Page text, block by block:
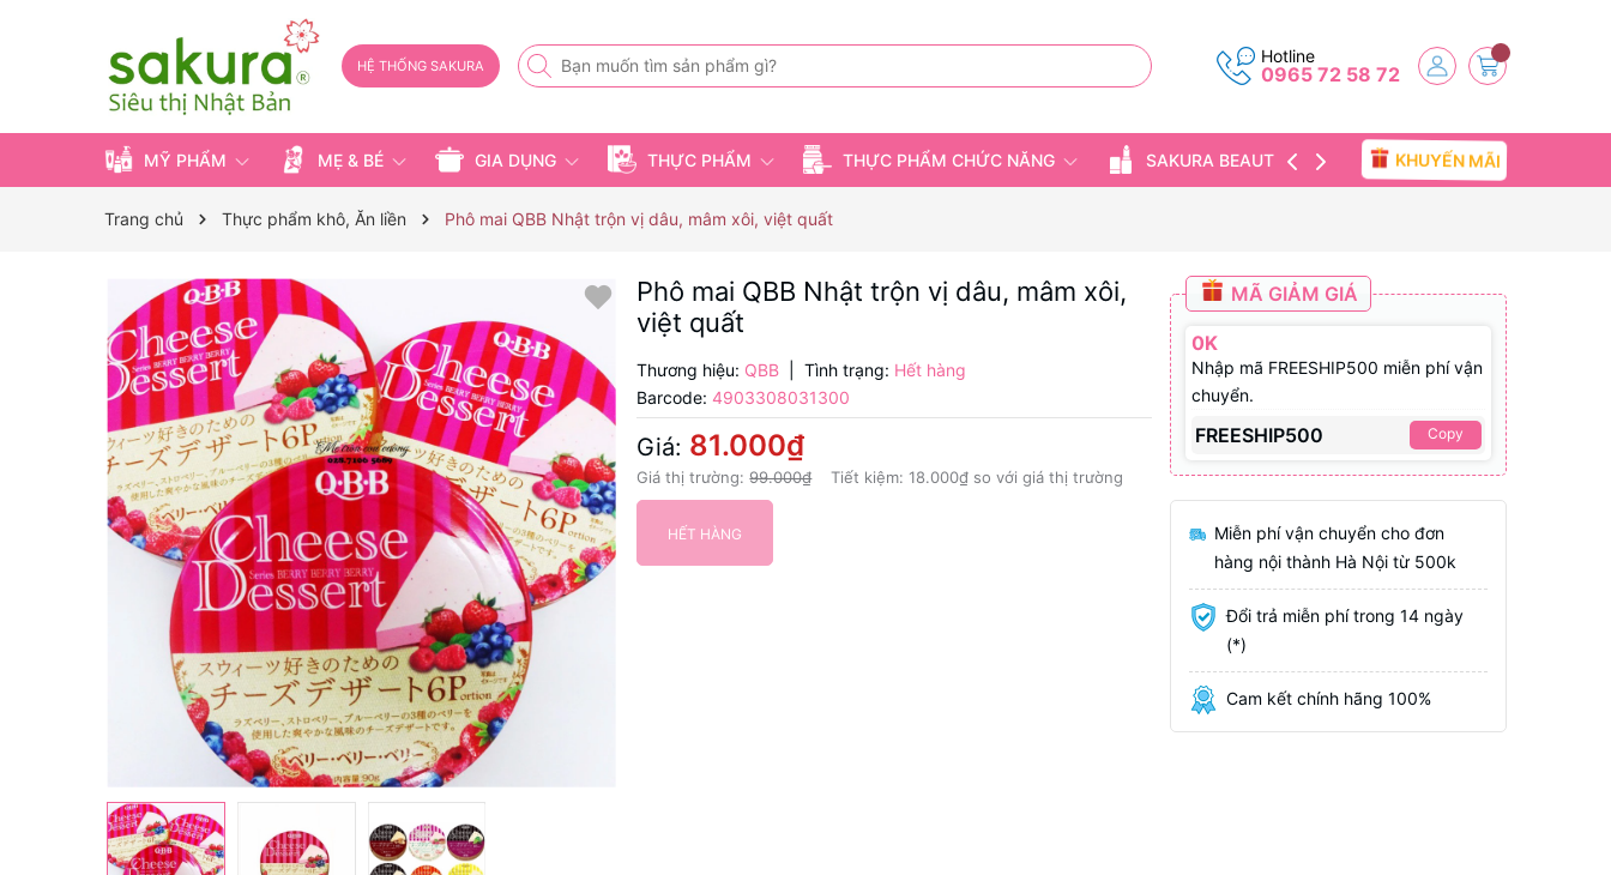
HỆ THỐNG SAKURA Hotline
0965 72 58 72
MỸ PHẨM MẸ & BÉ GIA DỤNG THỰC PHẨM THỰC PHẨM CHỨC NĂNG SAKURA BEAUTY TIN TỨC
KHUYẾN MÃI
Trang chủ Thực phẩm khô, Ăn liền Phô mai QBB Nhật trộn vị dâu, mâm xôi, việt quất
Phô mai QBB Nhật trộn vị dâu, mâm xôi,
việt quất
Thương hiệu: QBB Tình trạng: Hết hàng
Barcode: 4903308031300
Giá: 81.000₫
Giá thị trường:99.000₫ Tiết kiệm:18.000₫ so với giá thị trường
HẾT HÀNG
MÃ GIẢM GIÁ
0K
Nhập mã FREESHIP500 miễn phí vận
chuyển.
FREESHIP500 Copy
Miễn phí vận chuyển cho đơn
hàng nội thành Hà Nội từ 500k
Đổi trả miễn phí trong 14 ngày
(*)
Cam kết chính hãng 100%